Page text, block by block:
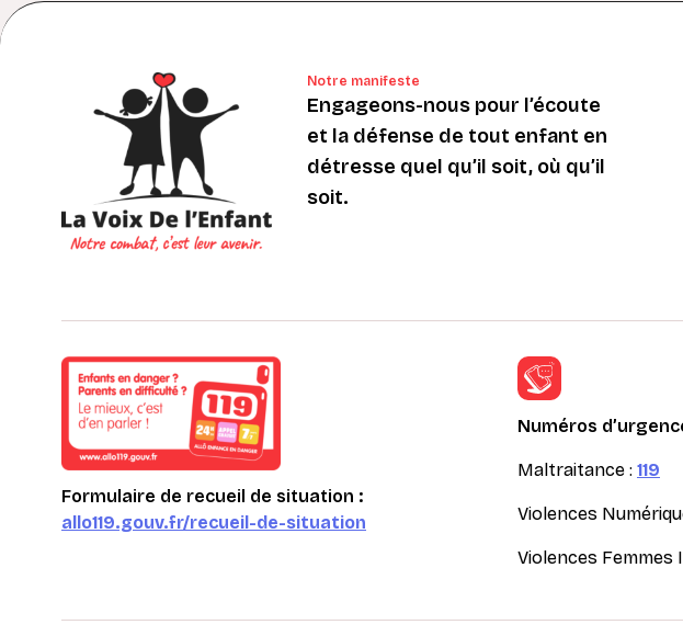
Notre manifeste
Engageons-nous pour l’écoute
et la défense de tout enfant en
détresse quel qu’il soit, où qu’il
soit.
Formulaire de recueil de situation :
allo119.gouv.fr/recueil-de-situation
Numéros
Maltraitance : 119
Violences
Violences Femmes